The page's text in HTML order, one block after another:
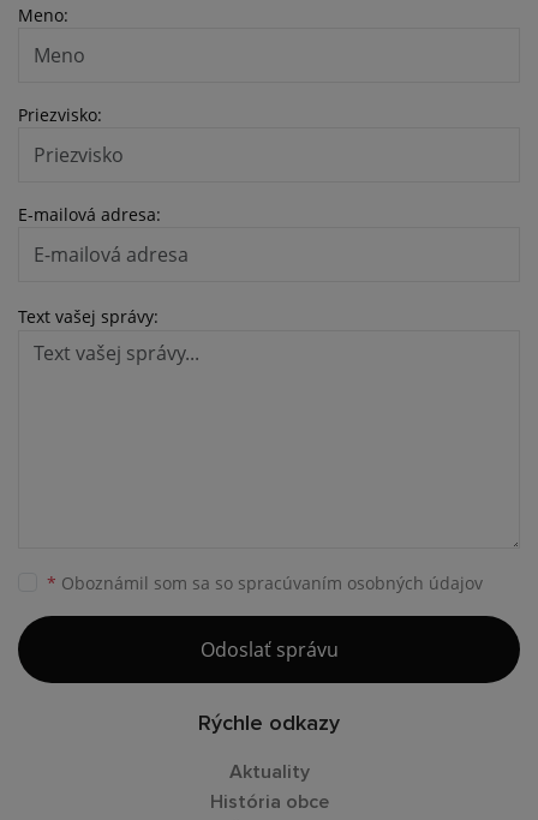
Meno:
Priezvisko:
E-mailová adresa:
Text vašej správy:
* Oboznámil som sa so spracúvaním osobných údajov
Odoslať správu
Rýchle odkazy
Aktuality
História obce